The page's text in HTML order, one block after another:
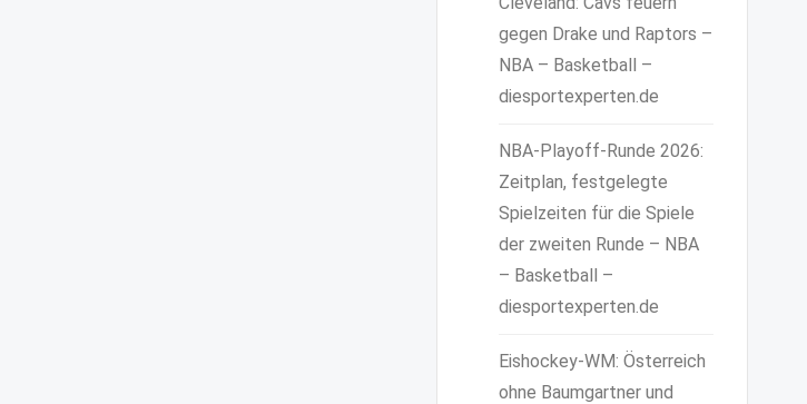
gegen Drake und Raptors –
NBA – Basketball –
diesportexperten.de
NBA-Playoff-Runde 2026:
Zeitplan, festgelegte
Spielzeiten für die Spiele
der zweiten Runde – NBA
– Basketball –
diesportexperten.de
Eishockey-WM: Österreich
ohne Baumgartner und